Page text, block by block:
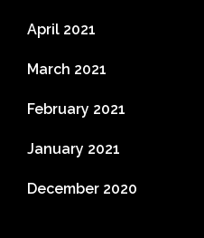
April 2021
March 2021
February 2021
January 2021
December 2020